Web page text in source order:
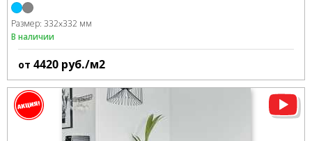
Размер: 332x332 мм
В наличии
от 4420 руб./м2